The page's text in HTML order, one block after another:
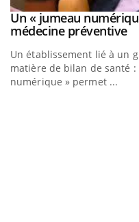
Youtube
Un « jumeau
médecine préventive
Un établissement lié à un
matière de bilan de santé
numérique » permet ...